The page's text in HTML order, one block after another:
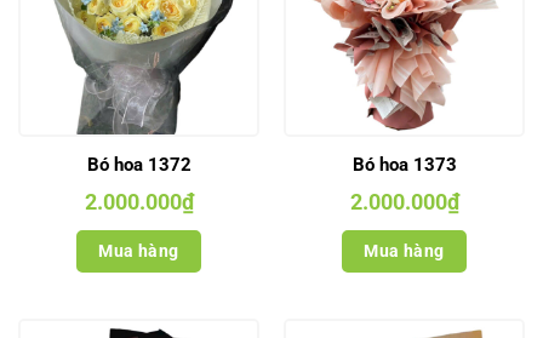
Bó hoa 1372
2.000.000₫
Mua hàng
Bó hoa 1373
2.000.000₫
Mua hàng